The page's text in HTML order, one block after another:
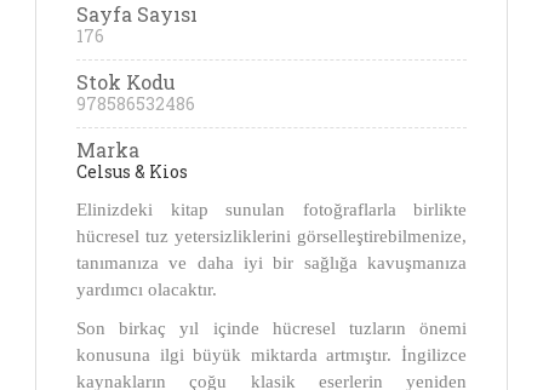
Sayfa Sayısı
176
Stok Kodu
978586532486
Marka
Celsus & Kios
Elinizdeki kitap sunulan fotoğraflarla birlikte
hücresel tuz yetersizliklerini görselleştirebilmenize,
tanımanıza ve daha iyi bir sağlığa kavuşmanıza
yardımcı olacaktır.
Son birkaç yıl içinde hücresel tuzların önemi
konusuna ilgi büyük miktarda artmıştır. İngilizce
kaynakların çoğu klasik eserlerin yeniden